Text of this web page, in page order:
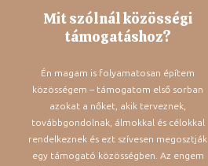
Mit szólnál közösségi
támogatáshoz?
Én magam is folyamatosan építem
közösségem – támogatom első sorban
azokat a nőket, akik terveznek,
továbbgondolnak, álmokkal és célokkal
rendelkeznek és ezt szívesen megosztják
egy támogató közösségben. Az engem